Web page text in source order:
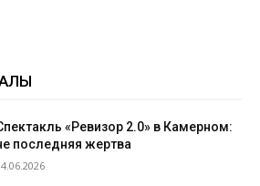
«Ревизор 2.0» в Камерном:
последняя жертва